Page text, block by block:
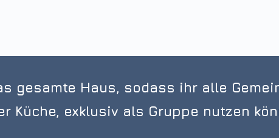
gesamte Haus, sodass ihr alle
Küche, exklusiv als Gruppe nutzen